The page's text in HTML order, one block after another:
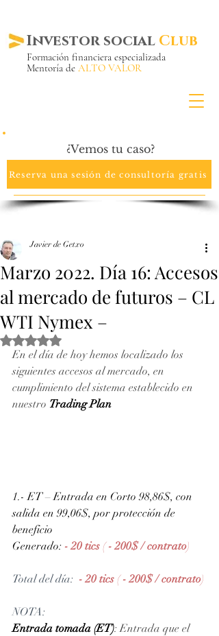
Investor social Club
Formación financiera especializada
Mentoría de ALTO VALOR
¿Vemos tu caso?
Reserva una sesión de consultoría gratis
Marzo 2022. Día 16: Accesos
al mercado de futuros – CL
WTI Nymex –
Javier de Getxo
Obtuvo NaN de 5 estrellas.
En el día de hoy hemos localizado los
siguientes accesos al mercado, en
cumplimiento del sistema establecido en
nuestro Trading Plan
1.- ET – Entrada en Corto 98,86$, con
salida en 99,06$, por protección de
beneficio
Generado: - 20 tics ( - 200$ / contrato)
Total del día: - 20 tics ( - 200$ / contrato)
NOTA:
Entrada tomada (ET): Entrada que el